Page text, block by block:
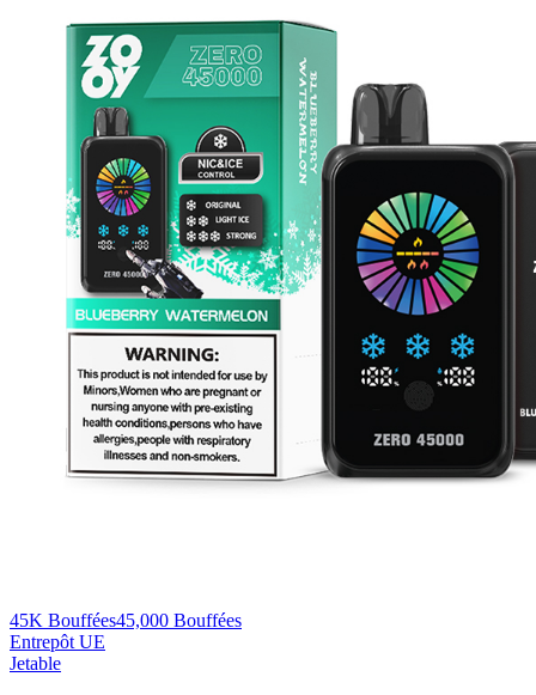
45K Bouffées45,000 Bouffées
Entrepôt UE
Jetable